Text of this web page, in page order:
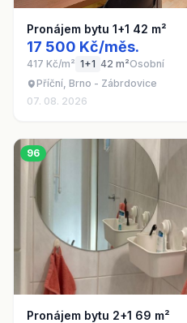
Pronájem bytu 1+1 42 m²
17 500 Kč/měs.
417 Kč/m² 1+1 42 m²Osobní
Příční, Brno - Zábrdovice
07. 08. 2026
96
Pronájem bytu 2+1 69 m²